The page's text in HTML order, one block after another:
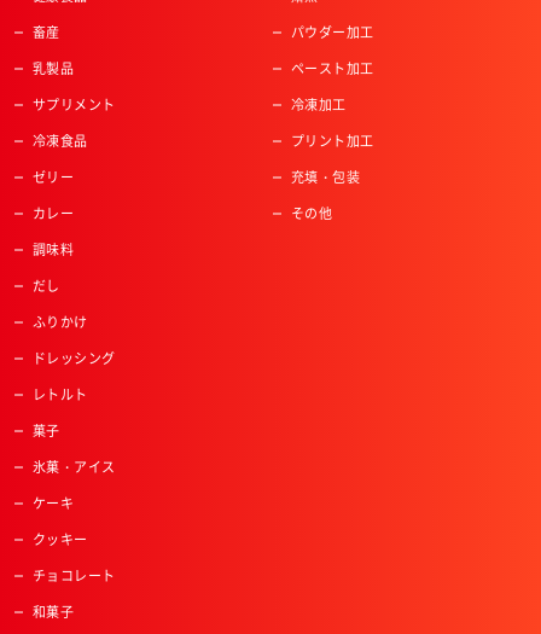
畜産
乳製品
サプリメント
冷凍食品
ゼリー
カレー
調味料
だし
ふりかけ
ドレッシング
レトルト
菓子
氷菓・アイス
ケーキ
クッキー
チョコレート
和菓子
パウダー加工
ペースト加工
冷凍加工
プリント加工
充填・包装
その他